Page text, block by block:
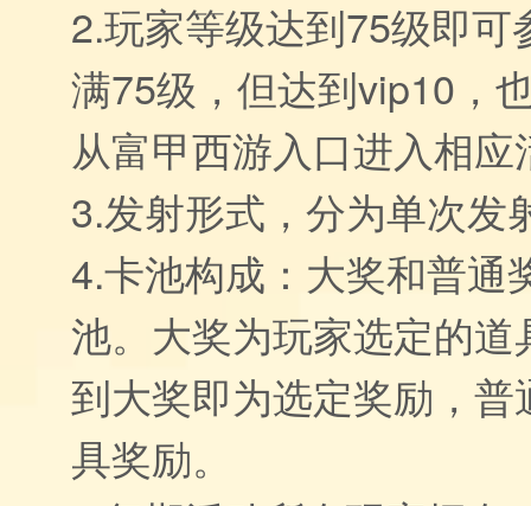
2.玩家等级达到75级即可
满75级，但达到vip10，
从富甲西游入口进入相应
3.发射形式，分为单次发
4.卡池构成：大奖和普通
池。大奖为玩家选定的
到大奖即为选定奖励，
具奖励。